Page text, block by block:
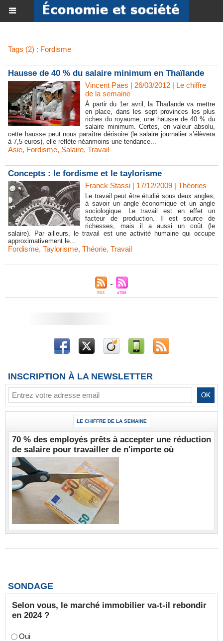
Tags (2) : Fordisme
Hausse de 40 % du salaire minimum en Thaïlande
Vincent Paes | 26/03/2012 | Le chiffre
de la semaine
À partir du 1er avril, la Thaïlande va mettre
en place, dans les sept provinces les plus
riches du royaume, une hausse de 40 % du
salaire minimum. Certes, en valeur absolu,
cette hausse peut nous paraître dérisoire (le salaire journalier s’élèvera
à 7,5 euros), elle reflète néanmoins une tendance...
Asie, Fordisme, Salaire, Travail
Concepts : le fordisme et le taylorisme
Franck Stassi | 17/12/2009 | Théories
Le travail peut être étudié sous deux angles,
à savoir un angle économique et un angle
sociologique. Le travail est en effet un
facteur de production. Il est source de
richesses, mais il a aussi un coût (le
salaire). Par ailleurs, le travail est une activité humaine qui occupe
approximativement le...
Fordisme, Taylorisme, Théorie, Travail
INSCRIPTION À LA NEWSLETTER
LE CHIFFRE DE LA SEMAINE
70 % des employés prêts à accepter une réduction
de salaire pour travailler de n'importe où
SONDAGE
Selon vous, le marché immobilier va-t-il rebondir
en 2024 ?
Oui